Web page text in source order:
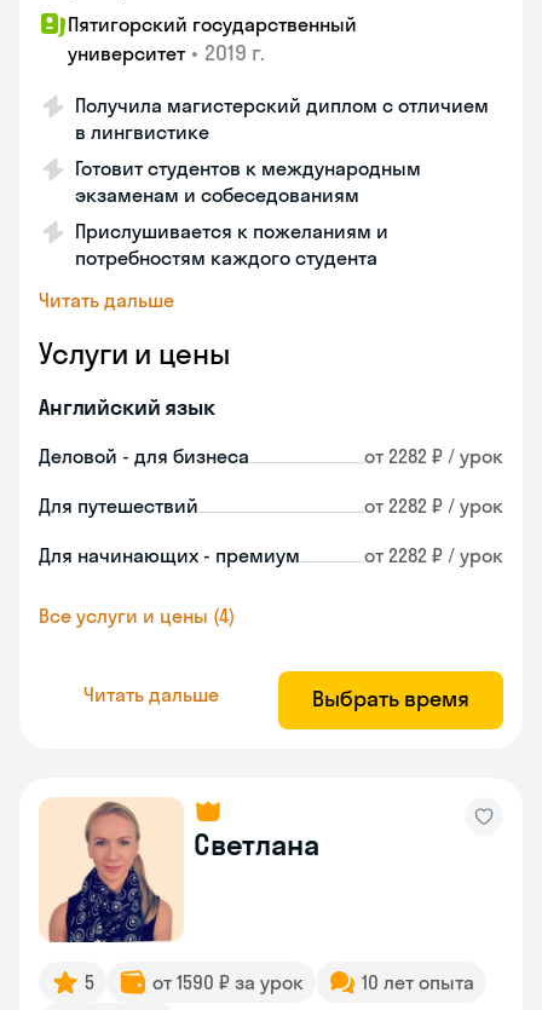
Пятигорский государственный
университет • 2019 г.
Получила магистерский диплом с отличием
в лингвистике
Готовит студентов к международным
экзаменам и собеседованиям
Прислушивается к пожеланиям и
потребностям каждого студента
Читать дальше
Услуги и цены
Английский язык
Деловой - для бизнеса от 2282 ₽ / урок
Для путешествий от 2282 ₽ / урок
Для начинающих - премиум от 2282 ₽ / урок
Все услуги и цены (4)
Читать дальше Выбрать время
Светлана
5 от 1590 ₽ за урок
10 лет опыта